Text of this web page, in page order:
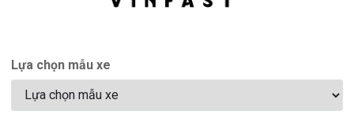
Lựa chọn mẫu xe